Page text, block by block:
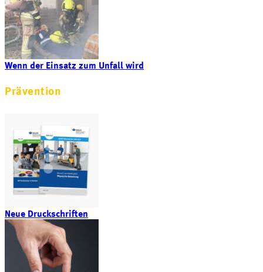
Wenn der Einsatz zum Unfall wird
Prävention
Neue Druckschriften